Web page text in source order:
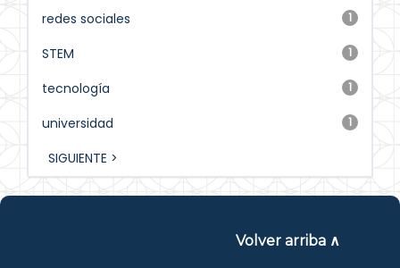
1
redes sociales
1
STEM
1
tecnología
1
universidad
SIGUIENTE >
Volver arriba ∧